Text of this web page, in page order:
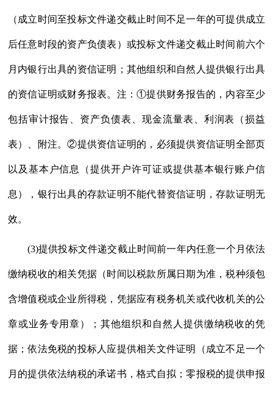
（成立时间至投标文件递交截止时间不足一年的可提供成立
后任意时段的资产负债表）或投标文件递交截止时间前六个
月内银行出具的资信证明；其他组织和自然人提供银行出具
的资信证明或财务报表。注：①提供财务报告的，内容至少
包括审计报告、资产负债表、现金流量表、利润表（损益
表）、附注。②提供资信证明的，必须提供资信证明全部页
以及基本户信息（提供开户许可证或提供基本银行账户信
息），银行出具的存款证明不能代替资信证明，存款证明无
效。
(3)提供投标文件递交截止时间前一年内任意一个月依法
缴纳税收的相关凭据（时间以税款所属日期为准，税种须包
含增值税或企业所得税，凭据应有税务机关或代收机关的公
章或业务专用章）；其他组织和自然人提供缴纳税收的凭
据；依法免税的投标人应提供相关文件证明（成立不足一个
月的提供依法纳税的承诺书，格式自拟；零报税的提供申报